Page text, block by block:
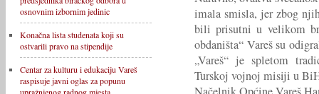
osnovnim izbornim jedinic
Konačna lista studenata koji su
ostvarili pravo na stipendije
Centar za kulturu i edukaciju Vareš
raspisuje javni oglas za popunu
imala smisla, jer zbog
bili prisutni u velikom
obdaništa“ Vareš su
„Vareš“ je spletom
Turskoj vojnoj misiji u